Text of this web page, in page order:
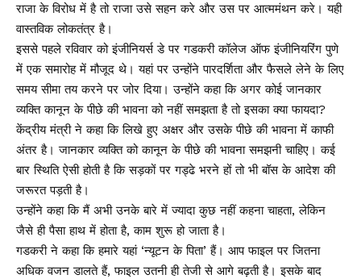
राजा के विरोध में है तो राजा उसे सहन करे और उस पर आत्ममंथन करे। यही
वास्तविक लोकतंत्र है।
इससे पहले रविवार को इंजीनियर्स डे पर गडकरी कॉलेज ऑफ इंजीनियरिंग पुणे
में एक समारोह में मौजूद थे। यहां पर उन्होंने पारदर्शिता और फैसले लेने के लिए
समय सीमा तय करने पर जोर दिया। उन्होंने कहा कि अगर कोई जानकार
व्यक्ति कानून के पीछे की भावना को नहीं समझता है तो इसका क्या फायदा?
केंद्रीय मंत्री ने कहा कि लिखे हुए अक्षर और उसके पीछे की भावना में काफी
अंतर है। जानकार व्यक्ति को कानून के पीछे की भावना समझनी चाहिए। कई
बार स्थिति ऐसी होती है कि सड़कों पर गड्ढे भरने हों तो भी बॉस के आदेश की
जरूरत पड़ती है।
उन्होंने कहा कि मैं अभी उनके बारे में ज्यादा कुछ नहीं कहना चाहता, लेकिन
जैसे ही पैसा हाथ में होता है, काम शुरू हो जाता है।
गडकरी ने कहा कि हमारे यहां ‘न्यूटन के पिता’ हैं। आप फाइल पर जितना
अधिक वजन डालते हैं, फाइल उतनी ही तेजी से आगे बढ़ती है। इसके बाद